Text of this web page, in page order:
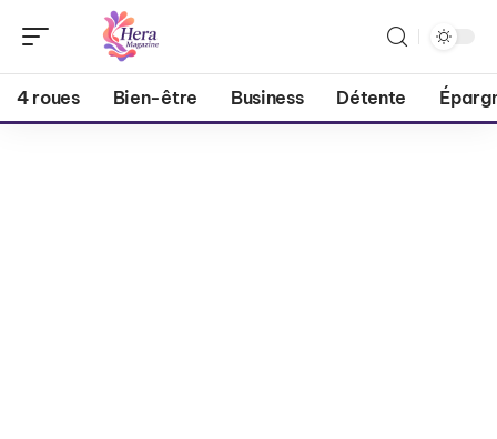
4 roues Bien-être Business Détente